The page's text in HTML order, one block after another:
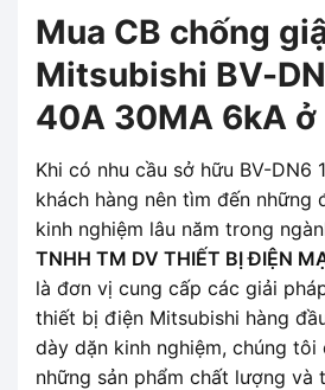
Mua CB chống
Mitsubishi BV-
40A 30MA 6kA ở
Khi có nhu cầu sở hữu BV-DN6
khách hàng nên tìm đến những
kinh nghiệm lâu năm trong
TNHH TM DV THIẾT BỊ ĐIỆN
là đơn vị cung cấp các giải
thiết bị điện Mitsubishi hàng
dày dặn kinh nghiệm, chúng tôi
những sản phẩm chất lượng và